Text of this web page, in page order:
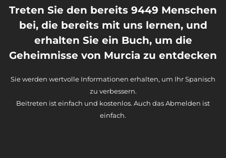
Treten Sie den bereits 9449 Menschen
bei, die bereits mit uns lernen, und
erhalten Sie ein Buch, um die
Geheimnisse von Murcia zu entdecken
Sie werden wertvolle Informationen erhalten, um Ihr Spanisch
zu verbessern.
Beitreten ist einfach und kostenlos. Auch das Abmelden ist
einfach.